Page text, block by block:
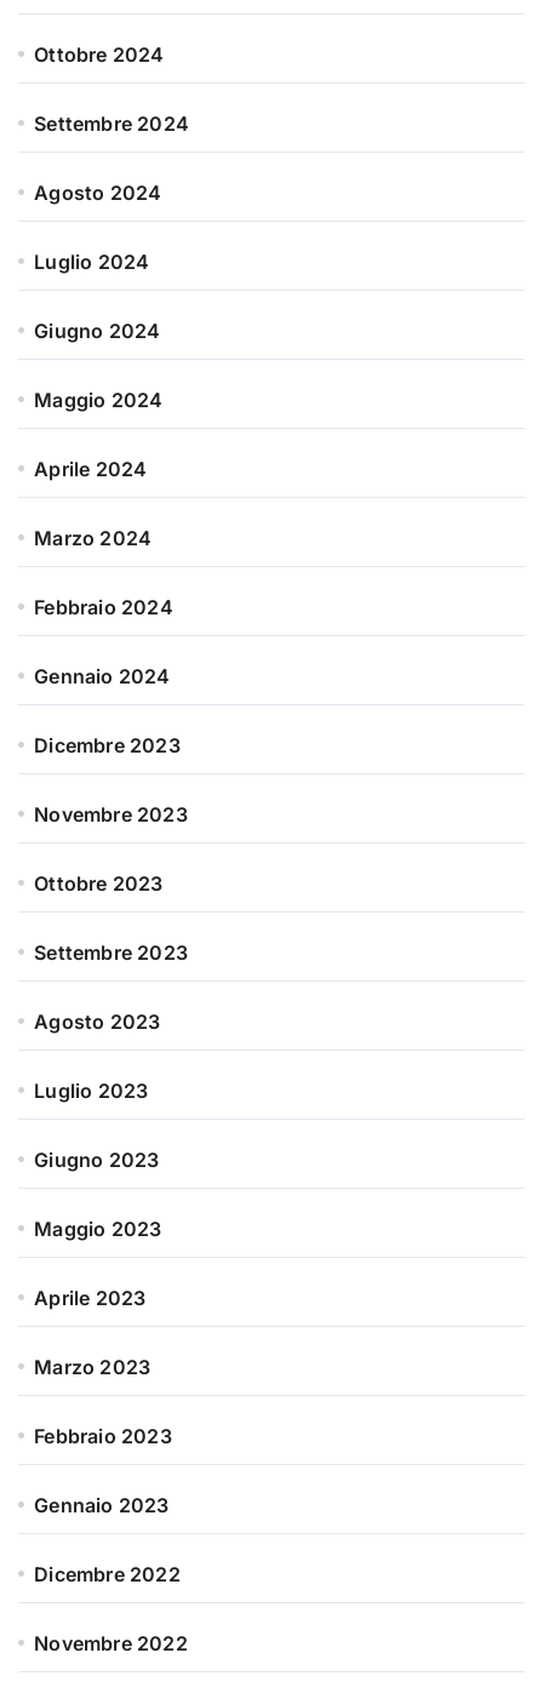
Ottobre 2024
Settembre 2024
Agosto 2024
Luglio 2024
Giugno 2024
Maggio 2024
Aprile 2024
Marzo 2024
Febbraio 2024
Gennaio 2024
Dicembre 2023
Novembre 2023
Ottobre 2023
Settembre 2023
Agosto 2023
Luglio 2023
Giugno 2023
Maggio 2023
Aprile 2023
Marzo 2023
Febbraio 2023
Gennaio 2023
Dicembre 2022
Novembre 2022